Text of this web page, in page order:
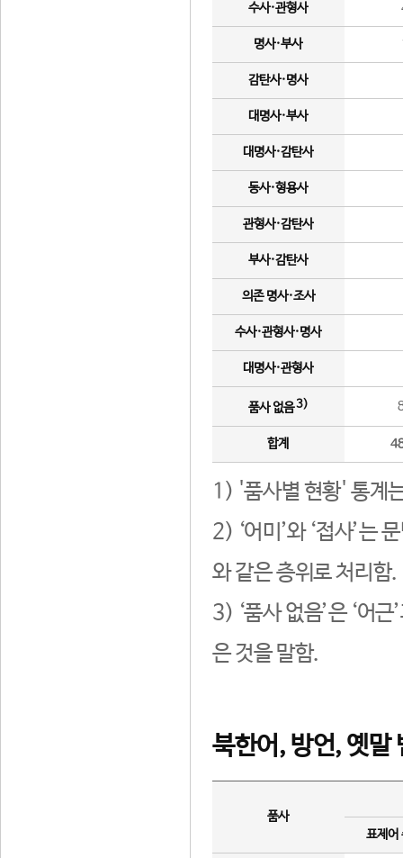
수사·관형사
명사·부사
감탄사·명사
대명사·부사
대명사·감탄사
동사·형용사
관형사·감탄사
부사·감탄사
의존 명사·조사
수사·관형사·명사
대명사·관형사
품사 없음3)
합계
1) '품사별 현황' 통계
2) ‘어미’와 ‘접사’는
와 같은 층위로 처리함.
3) ‘품사 없음’은 ‘어
은 것을 말함.
북한어, 방언, 옛말
품사
표제어